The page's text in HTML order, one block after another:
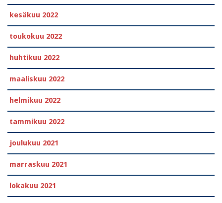
kesäkuu 2022
toukokuu 2022
huhtikuu 2022
maaliskuu 2022
helmikuu 2022
tammikuu 2022
joulukuu 2021
marraskuu 2021
lokakuu 2021